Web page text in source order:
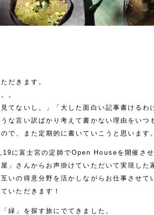
だきます。
。
てないし。」「大した面白い記事書けるわ
な言い訳ばかり考えて書かない理由をいつ
で、また定期的に書いていこうと思います。
に富士宮の淀師でOpen Houseを開催させ
」さんからお声掛けていただいて実現した
いの得意分野を活かしながらお仕事させて
いただきます！
緑」を探す旅にでてきました。